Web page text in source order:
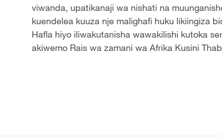
viwanda, upatikanaji wa nishati na
kuendelea kuuza nje malighafi huku likiingiza
Hafla hiyo iliwakutanisha wawakilishi kutoka
akiwemo Rais wa zamani wa Afrika Kusini